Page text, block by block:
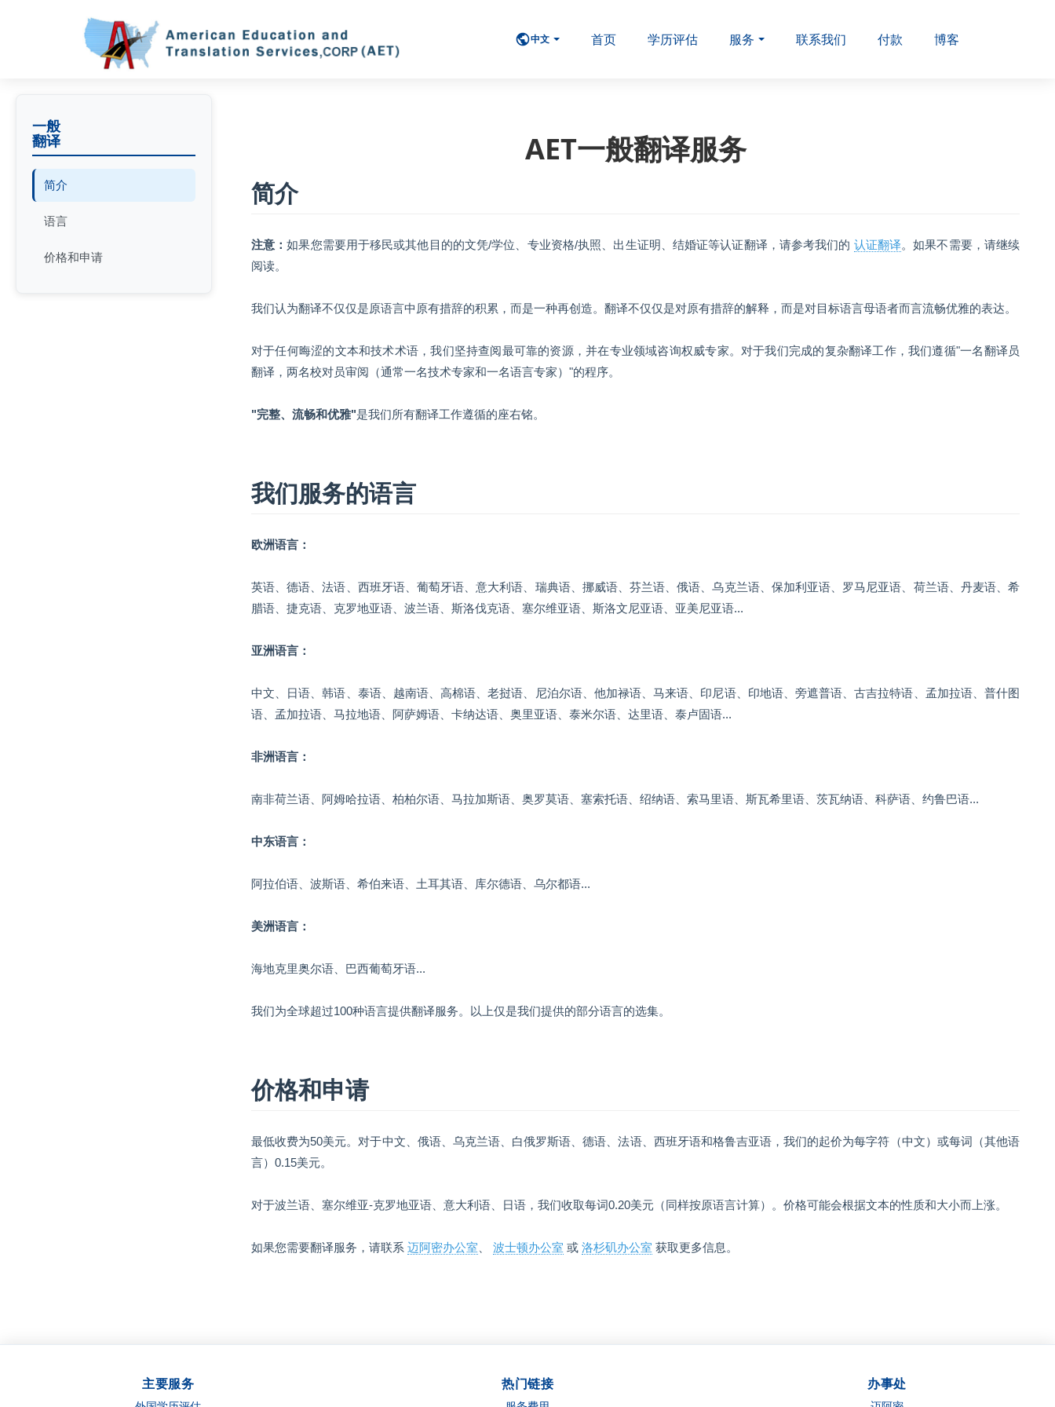
中文 首页 学历评估 服务 联系我们 付款 博客
一般
翻译
简介
语言
价格和申请
AET一般翻译服务
简介
注意：如果您需要用于移民或其他目的的文凭/学位、专业资格/执照、出生证明、结婚证等认证翻译，请参考我们的 认证翻译。如果不需要，请继续
阅读。
我们认为翻译不仅仅是原语言中原有措辞的积累，而是一种再创造。翻译不仅仅是对原有措辞的解释，而是对目标语言母语者而言流畅优雅的表达。
对于任何晦涩的文本和技术术语，我们坚持查阅最可靠的资源，并在专业领域咨询权威专家。对于我们完成的复杂翻译工作，我们遵循"一名翻译员
翻译，两名校对员审阅（通常一名技术专家和一名语言专家）"的程序。
"完整、流畅和优雅"是我们所有翻译工作遵循的座右铭。
我们服务的语言
欧洲语言：
英语、德语、法语、西班牙语、葡萄牙语、意大利语、瑞典语、挪威语、芬兰语、俄语、乌克兰语、保加利亚语、罗马尼亚语、荷兰语、丹麦语、希
腊语、捷克语、克罗地亚语、波兰语、斯洛伐克语、塞尔维亚语、斯洛文尼亚语、亚美尼亚语...
亚洲语言：
中文、日语、韩语、泰语、越南语、高棉语、老挝语、尼泊尔语、他加禄语、马来语、印尼语、印地语、旁遮普语、古吉拉特语、孟加拉语、普什图
语、孟加拉语、马拉地语、阿萨姆语、卡纳达语、奥里亚语、泰米尔语、达里语、泰卢固语...
非洲语言：
南非荷兰语、阿姆哈拉语、柏柏尔语、马拉加斯语、奥罗莫语、塞索托语、绍纳语、索马里语、斯瓦希里语、茨瓦纳语、科萨语、约鲁巴语...
中东语言：
阿拉伯语、波斯语、希伯来语、土耳其语、库尔德语、乌尔都语...
美洲语言：
海地克里奥尔语、巴西葡萄牙语...
我们为全球超过100种语言提供翻译服务。以上仅是我们提供的部分语言的选集。
价格和申请
最低收费为50美元。对于中文、俄语、乌克兰语、白俄罗斯语、德语、法语、西班牙语和格鲁吉亚语，我们的起价为每字符（中文）或每词（其他语
言）0.15美元。
对于波兰语、塞尔维亚-克罗地亚语、意大利语、日语，我们收取每词0.20美元（同样按原语言计算）。价格可能会根据文本的性质和大小而上涨。
如果您需要翻译服务，请联系 迈阿密办公室 波士顿办公室 或 洛杉矶办公室 获取更多信息。
主要服务 热门链接 办事处